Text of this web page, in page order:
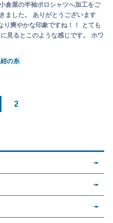
倉屋の半袖ポロシャツへ加工をご
ました。 ありがとうございます
り爽やかな印象ですね！！ とても
見るとこのような感じです。 ホワ
の糸
2